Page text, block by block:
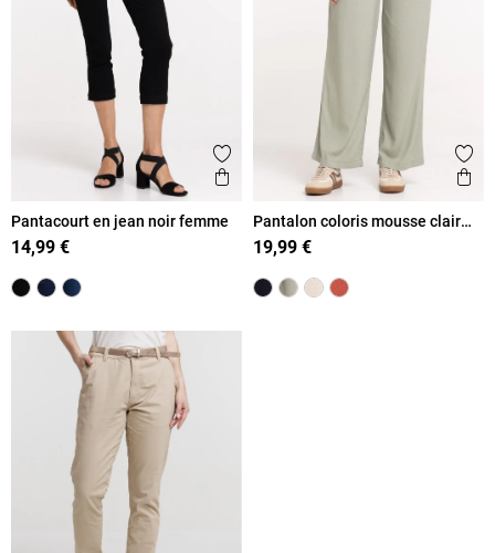
Ajouter aux favoris
Aperçu rapide
Pantacourt en jean noir femme
14,99 €
Pantalon coloris mousse clair
femme
19,99 €